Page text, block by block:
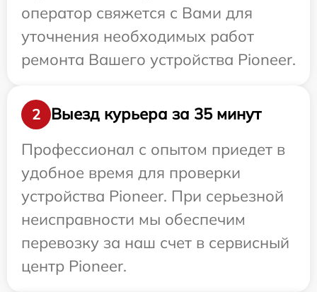
оператор свяжется с Вами для
уточнения необходимых работ
ремонта Вашего устройства Pioneer.
2
Выезд курьера за 35 минут
Профессионал с опытом приедет в
удобное время для проверки
устройства Pioneer. При серьезной
неисправности мы обеспечим
перевозку за наш счет в сервисный
центр Pioneer.